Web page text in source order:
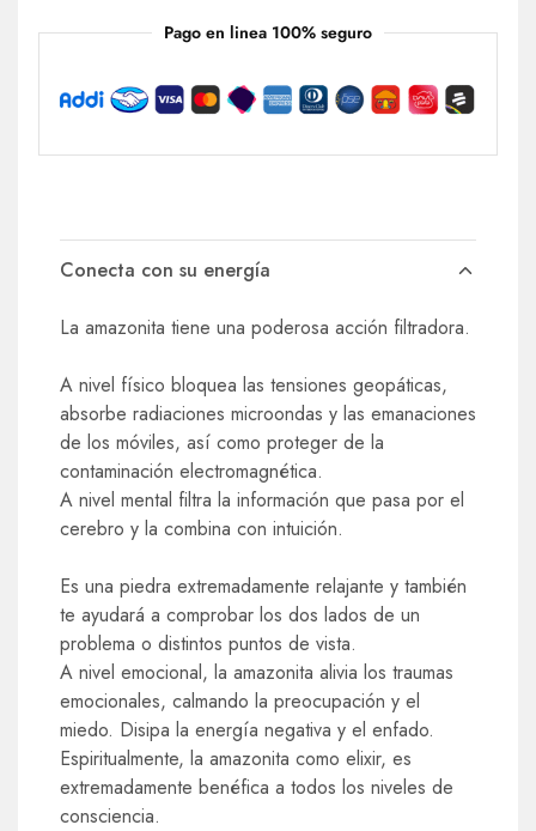
Pago en linea 100% seguro
Conecta con su energía
La amazonita tiene una poderosa acción filtradora.
A nivel físico bloquea las tensiones geopáticas,
absorbe radiaciones microondas y las emanaciones
de los móviles, así como proteger de la
contaminación electromagnética.
A nivel mental filtra la información que pasa por el
cerebro y la combina con intuición.
Es una piedra extremadamente relajante y también
te ayudará a comprobar los dos lados de un
problema o distintos puntos de vista.
A nivel emocional, la amazonita alivia los traumas
emocionales, calmando la preocupación y el
miedo. Disipa la energía negativa y el enfado.
Espiritualmente, la amazonita como elixir, es
extremadamente benéfica a todos los niveles de
consciencia.